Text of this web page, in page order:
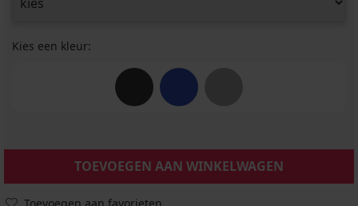
Kies een kleur:
TOEVOEGEN AAN WINKELWAGEN